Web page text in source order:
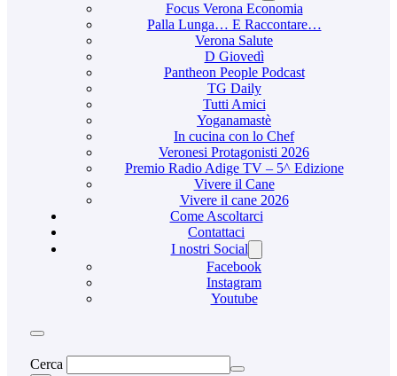
Focus Verona Economia
Palla Lunga… E Raccontare…
Verona Salute
D Giovedì
Pantheon People Podcast
TG Daily
Tutti Amici
Yoganamastè
In cucina con lo Chef
Veronesi Protagonisti 2026
Premio Radio Adige TV – 5^ Edizione
Vivere il Cane
Vivere il cane 2026
Come Ascoltarci
Contattaci
I nostri Social
Facebook
Instagram
Youtube
Cerca